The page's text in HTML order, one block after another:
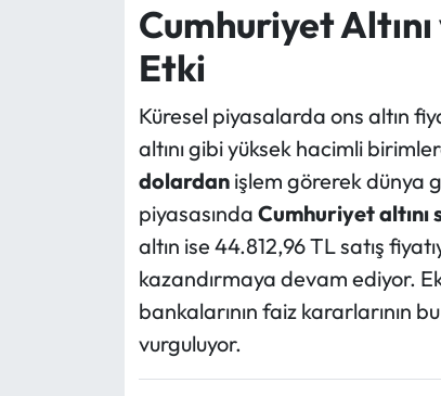
Cumhuriyet
Etki
Küresel piyasalarda ons altın
altını gibi yüksek hacimli
dolardanişlem görerek dünya
piyasasında Cumhuriyet altını
altın ise 44.812,96 TL satış
kazandırmaya devam ediyor.
bankalarının faiz kararlarının
vurguluyor.